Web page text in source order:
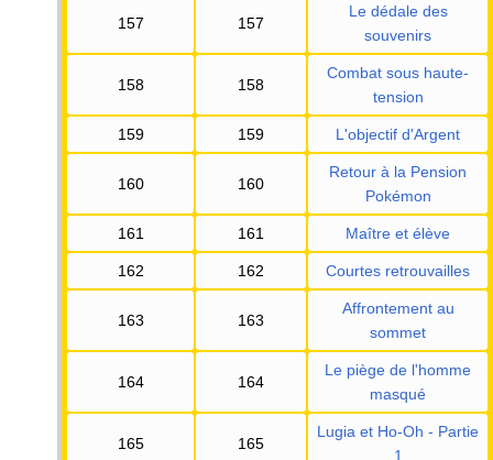
157 157
Le dédale des
souvenirs
158 158
Combat sous haute-
tension
159 159 L'objectif d'Argent
160 160
Retour à la Pension
Pokémon
161 161 Maître et élève
162 162 Courtes retrouvailles
163 163
Affrontement au
sommet
164 164
Le piège de l'homme
masqué
165 165
Lugia et Ho-Oh - Partie
1